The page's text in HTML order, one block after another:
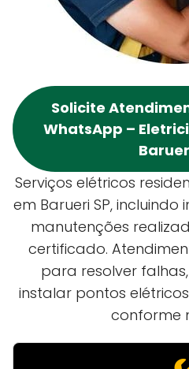
Solicite
WhatsApp –
Serviços elétricos
em Barueri SP,
manutenções
certificado.
para resolver
instalar pontos
conforme